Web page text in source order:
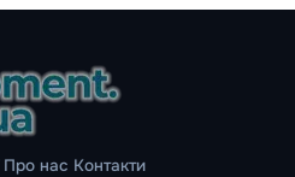
Про нас Контакти